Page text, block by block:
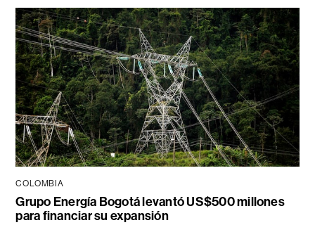
COLOMBIA
Grupo Energía Bogotá levantó US$500 millones
para financiar su expansión